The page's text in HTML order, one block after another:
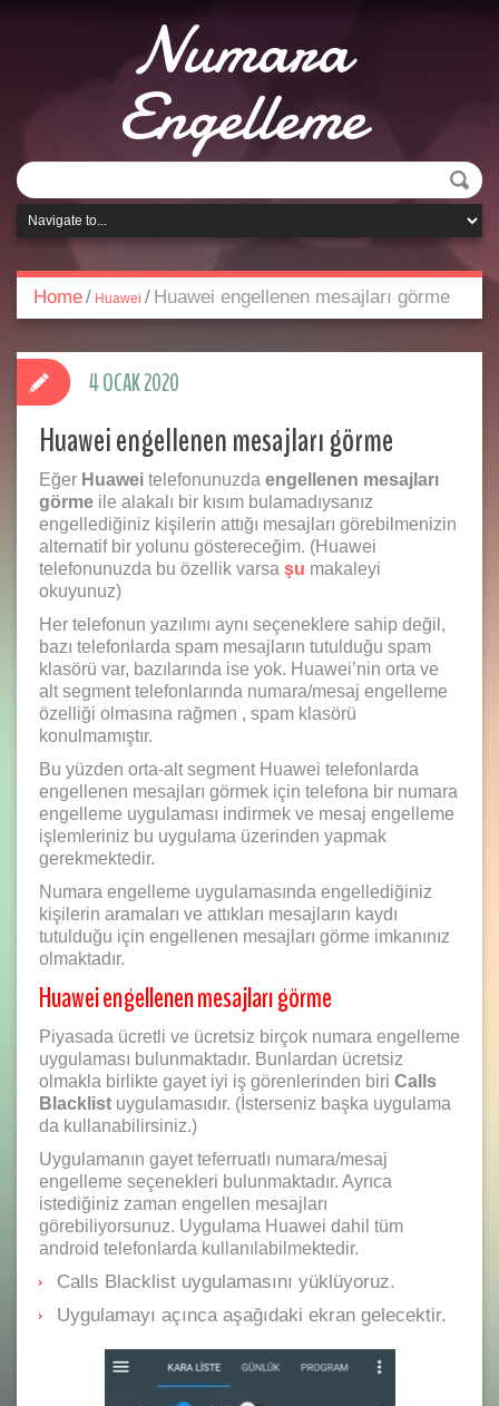
Numara
Engelleme
Home/ Huawei / Huawei engellenen mesajları görme
Huawei engellenen mesajları görme
Eğer Huawei telefonunuzda engellenen mesajları
görme ile alakalı bir kısım bulamadıysanız
engellediğiniz kişilerin attığı mesajları görebilmenizin
alternatif bir yolunu göstereceğim. (Huawei
telefonunuzda bu özellik varsa şu makaleyi
okuyunuz)
Her telefonun yazılımı aynı seçeneklere sahip değil,
bazı telefonlarda spam mesajların tutulduğu spam
klasörü var, bazılarında ise yok. Huawei’nin orta ve
alt segment telefonlarında numara/mesaj engelleme
özelliği olmasına rağmen , spam klasörü
konulmamıştır.
Bu yüzden orta-alt segment Huawei telefonlarda
engellenen mesajları görmek için telefona bir numara
engelleme uygulaması indirmek ve mesaj engelleme
işlemleriniz bu uygulama üzerinden yapmak
gerekmektedir.
Numara engelleme uygulamasında engellediğiniz
kişilerin aramaları ve attıkları mesajların kaydı
tutulduğu için engellenen mesajları görme imkanınız
olmaktadır.
Huawei engellenen mesajları görme
Piyasada ücretli ve ücretsiz birçok numara engelleme
uygulaması bulunmaktadır. Bunlardan ücretsiz
olmakla birlikte gayet iyi iş görenlerinden biri Calls
Blacklist uygulamasıdır. (İsterseniz başka uygulama
da kullanabilirsiniz.)
Uygulamanın gayet teferruatlı numara/mesaj
engelleme seçenekleri bulunmaktadır. Ayrıca
istediğiniz zaman engellen mesajları
görebiliyorsunuz. Uygulama Huawei dahil tüm
android telefonlarda kullanılabilmektedir.
Calls Blacklist uygulamasını yüklüyoruz.
Uygulamayı açınca aşağıdaki ekran gelecektir.
4 OCAK 2020